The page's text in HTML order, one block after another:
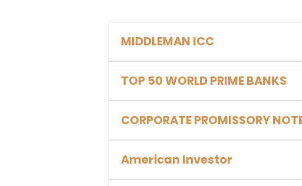
MIDDLEMAN ICC
TOP 50 WORLD PRIME BANKS
CORPORATE PROMISSORY
American Investor